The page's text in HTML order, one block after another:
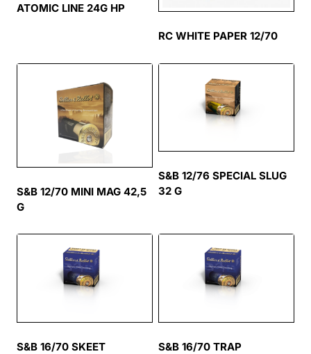
ATOMIC LINE 24G HP
RC WHITE PAPER 12/70
S&B 12/70 MINI MAG 42,5
G
S&B 12/76 SPECIAL SLUG
32 G
S&B 16/70 SKEET S&B 16/70 TRAP